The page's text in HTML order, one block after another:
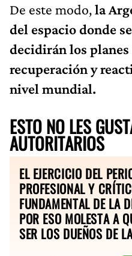
De este modo,la
del espacio donde
decidirán los planes
recuperación y
nivel mundial.
ESTO NO LES
AUTORITARIOS
EL EJERCICIO DEL
PROFESIONAL Y
FUNDAMENTAL DE LA
POR ESO MOLESTA A
SER LOS DUEÑOS DE